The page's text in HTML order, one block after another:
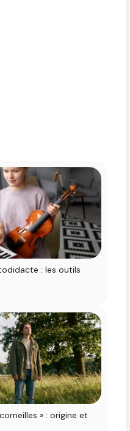
: les outils
» : origine et